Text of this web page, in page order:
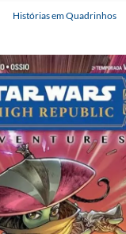
Histórias em Quadrinhos